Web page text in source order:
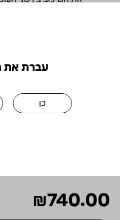
עברת את גיל
כן
שתיה אופטימלי
המרשימים ביותר
לפניו.
₪740.00